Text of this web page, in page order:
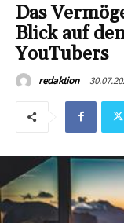
Das
Blick auf
YouTubers
redaktion